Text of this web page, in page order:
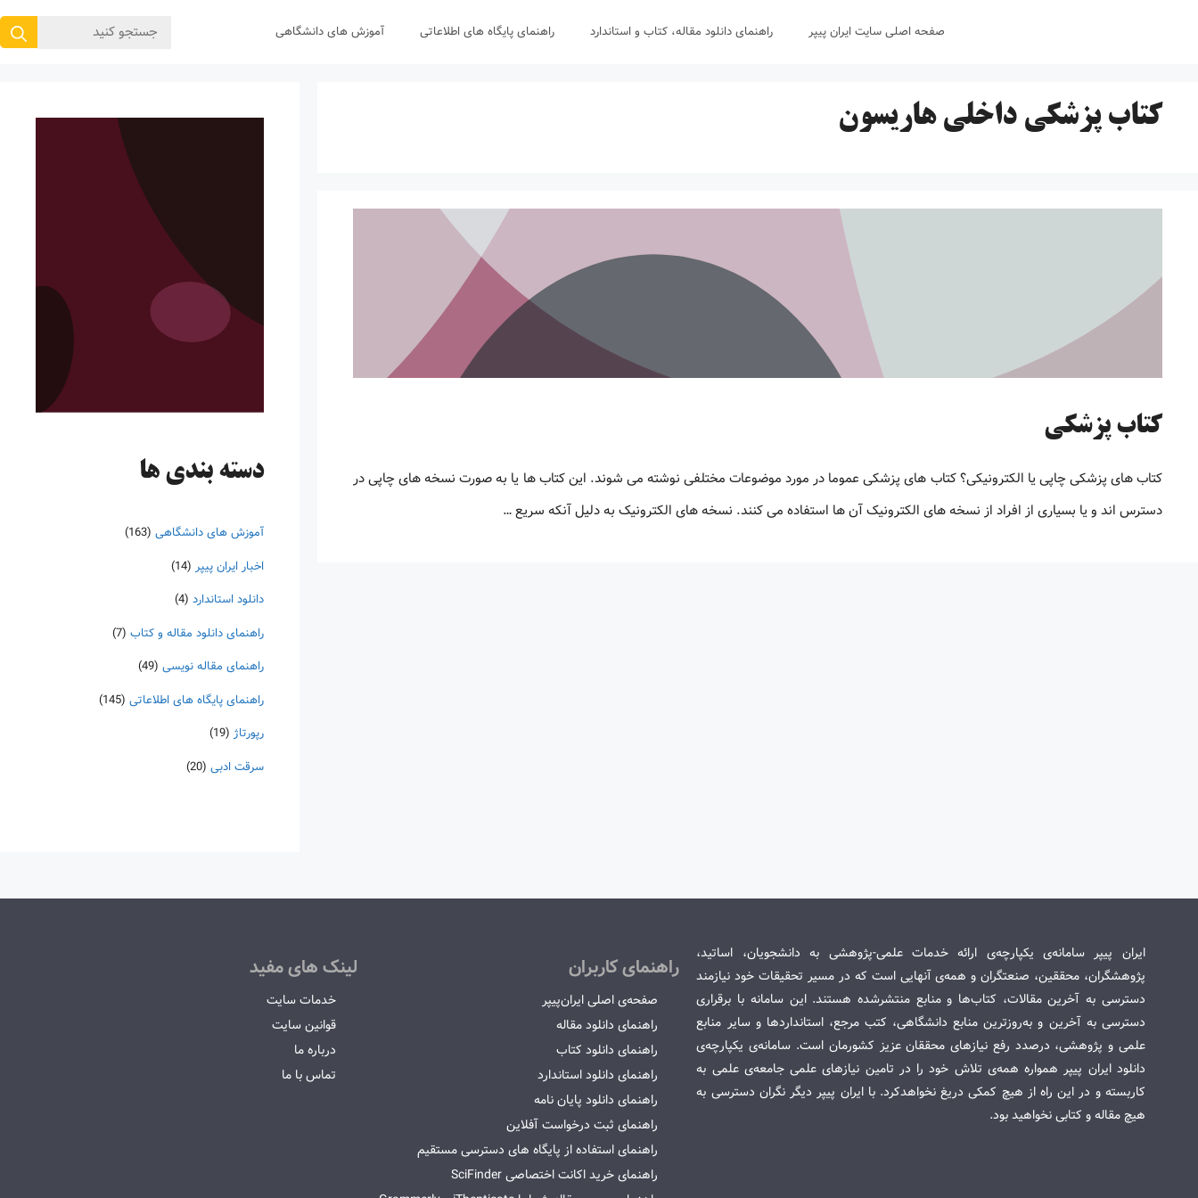
صفحه اصلی سایت ایران پیپر راهنمای دانلود مقاله، کتاب و استاندارد راهنمای پایگاه های اطلاعاتی آموزش های دانشگاهی
جستجوی
کتاب پزشکی داخلی هاریسون
کتاب پزشکی
کتاب های پزشکی چاپی یا الکترونیکی؟ کتاب های پزشکی عموما در مورد موضوعات مختلفی نوشته می شوند. این کتاب ها یا به صورت نسخه های چاپی در
دسترس اند و یا بسیاری از افراد از نسخه های الکترونیک آن ها استفاده می کنند. نسخه های الکترونیک به دلیل آنکه سریع …
دسته‌ بندی ها
آموزش های دانشگاهی (163)
اخبار ایران پیپر (14)
دانلود استاندارد (4)
راهنمای دانلود مقاله و کتاب (7)
راهنمای مقاله نویسی (49)
راهنمای پایگاه های اطلاعاتی (145)
رپورتاژ (19)
سرقت ادبی (20)
ایران پیپر سامانه‌ی یکپارچه‌ی ارائه خدمات علمی-پژوهشی به دانشجویان، اساتید،
پژوهشگران، محققین، صنعتگران و همه‌ی آنهایی است که در مسیر تحقیقات خود نیازمند
دسترسی به آخرین مقالات، کتاب‌ها و منابع منتشرشده هستند. این سامانه با برقراری
دسترسی به آخرین و به‌روزترین منابع دانشگاهی، کتب مرجع، استانداردها و سایر منابع
علمی و پژوهشی، درصدد رفع نیازهای محققان عزیز کشورمان است. سامانه‌ی یکپارچه‌ی
دانلود ایران پیپر همواره همه‌ی تلاش خود را در تامین نیازهای علمی جامعه‌ی علمی به
کاربسته و در این راه از هیچ کمکی دریغ نخواهدکرد. با ایران پیپر دیگر نگران دسترسی به
هیچ مقاله و کتابی نخواهید بود.
راهنمای کاربران
صفحه‌ی اصلی ایران‌پیپر
راهنمای دانلود مقاله
راهنمای دانلود کتاب
راهنمای دانلود استاندارد
راهنمای دانلود پایان نامه
راهنمای ثبت درخواست آفلاین
راهنمای استفاده از پایگاه های دسترسی مستقیم
راهنمای خرید اکانت اختصاصی SciFinder
لینک های مفید
خدمات سایت
قوانین سایت
درباره ما
تماس با ما